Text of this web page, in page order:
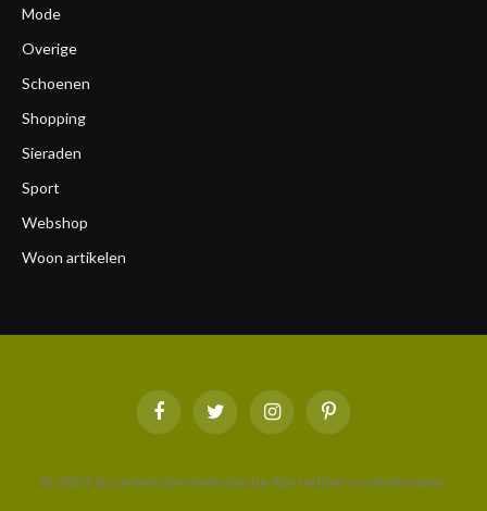
Mode
Overige
Schoenen
Shopping
Sieraden
Sport
Webshop
Woon artikelen
FacebookTwitter InstagramPinterest
© 2023 lescarnetsdemarielouise.be Alle rechten voorbehouden.